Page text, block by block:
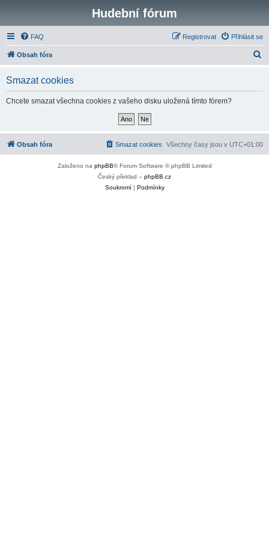
Hudební fórum
FAQ Přihlásit se
Registrovat
Obsah fóra
Smazat cookies
Chcete smazat všechna cookies z vašeho disku uložená tímto fórem?
Obsah fóra Všechny časy jsou v UTC+01:00
Smazat cookies
Založeno na phpBB® Forum Software © phpBB Limited
Český překlad – phpBB.cz
Soukromí| Podmínky